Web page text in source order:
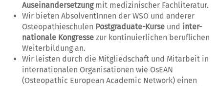
Auseinandersetzungmit medizinischer Fachliteratur.
Wir bieten AbsolventInnen der WSO und anderer
Osteopathieschulen Postgraduate-Kurse und inter-
nationale Kongresse zur kontinuierlichen beruflichen
Weiterbildung an.
Wir leisten durch die Mitgliedschaft und Mitarbeit in
internationalen Organisationen wie OsEAN
(Osteopathic European Academic Network) einen